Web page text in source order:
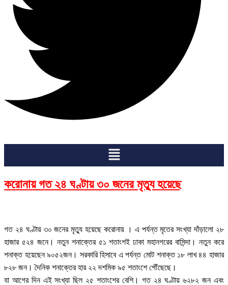
Menu
করোনায় গত ২৪ ঘণ্টায় ৩০ জনের মৃত্যু হয়েছে
গত ২৪ ঘণ্টায় ৩০ জনের মৃত্যু হয়েছে করোনায় । এ পর্যন্ত মৃতের সংখ্যা দাঁড়ালো ২৮
হাজার ৫২৪ জনে। নতুন শনাক্তের ৫১ শতাংশই ঢাকা মহানগরের বাসিন্দা। নতুন করে
শনাক্ত হয়েছেন ৯০৫২জন। সরকারি হিসাবে এ পর্যন্ত মোট শনাক্ত ১৮ লাখ ৪৪ হাজার
৮২৮ জন। দৈনিক শনাক্তের হার ২২ দশমিক ৯৫ শতাংশে পৌঁছেছে।
যা আগের দিন এই সংখ্যা ছিল ২৫ শতাংশের বেশি। গত ২৪ ঘণ্টায় ৬২৮২ জন এবং